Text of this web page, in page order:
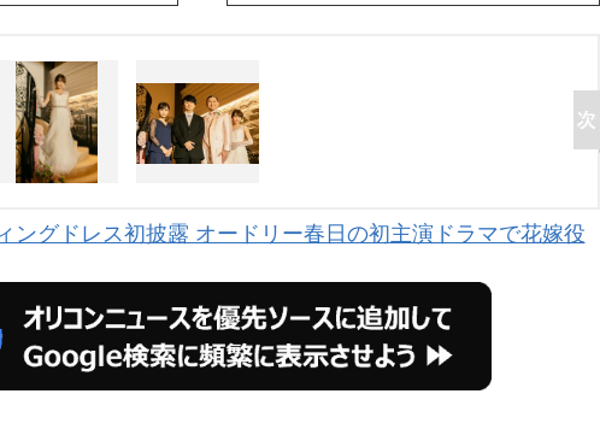
ングドレス初披露 オードリー春日の初主演ドラマで花嫁役